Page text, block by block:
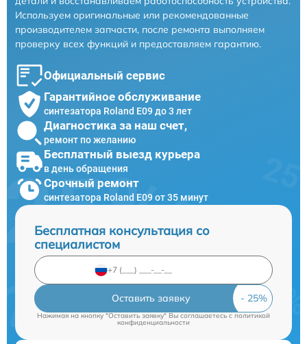
Используем оригинальные или рекомендованные
производителем запчасти, после ремонта выполняем
проверку всех функций и предоставляем гарантию.
Официальный сервис
Гарантийное обслуживание
синтезатора Roland E09 до 3 лет
Диагностика за наш счет,
ремонт по желанию
Бесплатный выезд курьера
в день обращения
Срочный ремонт
синтезатора Roland E09 от 35 минут
Бесплатная консультация со
специалистом
Оставить заявку
Нажимая на кнопку "Оставить заявку" Вы соглашаетесь cполитикой
конфиденциальности